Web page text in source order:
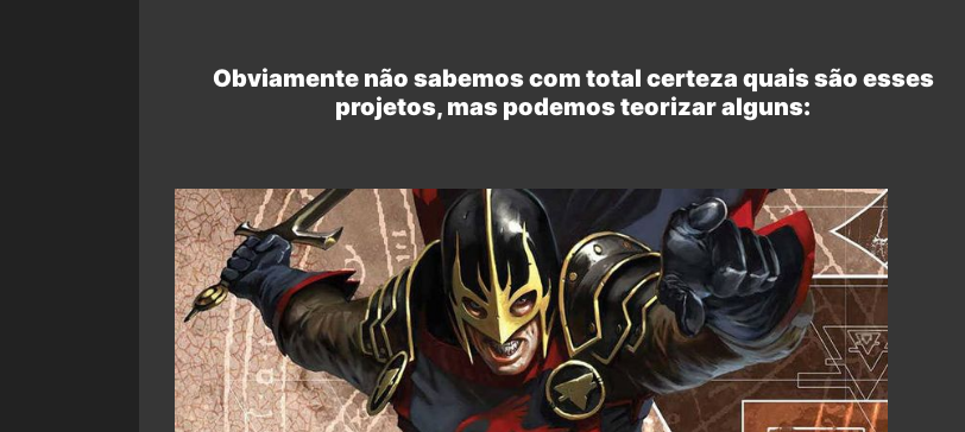
Obviamente não sabemos com total certeza quais são esses
projetos, mas podemos teorizar alguns: